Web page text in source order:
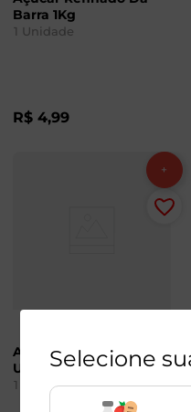
Barra 1Kg
1 Unidade
R$ 4,99
Açúcar Refinado Fit
União 500g
1 Unidade
Selecione